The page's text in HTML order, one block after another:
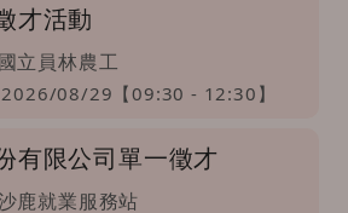
才活動
立員林農工
08/29【09:30 - 12:30】
有限公司單一徵才
鹿就業服務站